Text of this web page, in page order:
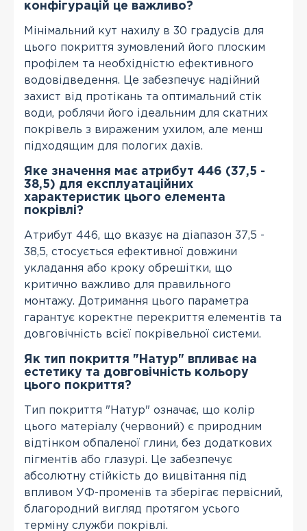
конфігурацій це важливо?
Мінімальний кут нахилу в 30 градусів для
цього покриття зумовлений його плоским
профілем та необхідністю ефективного
водовідведення. Це забезпечує надійний
захист від протікань та оптимальний стік
води, роблячи його ідеальним для скатних
покрівель з вираженим ухилом, але менш
підходящим для пологих дахів.
Яке значення має атрибут 446 (37,5 -
38,5) для експлуатаційних
характеристик цього елемента
покрівлі?
Атрибут 446, що вказує на діапазон 37,5 -
38,5, стосується ефективної довжини
укладання або кроку обрешітки, що
критично важливо для правильного
монтажу. Дотримання цього параметра
гарантує коректне перекриття елементів та
довговічність всієї покрівельної системи.
Як тип покриття "Натур" впливає на
естетику та довговічність кольору
цього покриття?
Тип покриття "Натур" означає, що колір
цього матеріалу (червоний) є природним
відтінком обпаленої глини, без додаткових
пігментів або глазурі. Це забезпечує
абсолютну стійкість до вицвітання під
впливом УФ-променів та зберігає первісний,
благородний вигляд протягом усього
терміну служби покрівлі.